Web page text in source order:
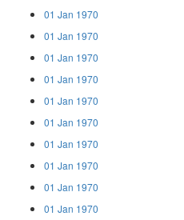
01 Jan 1970
01 Jan 1970
01 Jan 1970
01 Jan 1970
01 Jan 1970
01 Jan 1970
01 Jan 1970
01 Jan 1970
01 Jan 1970
01 Jan 1970